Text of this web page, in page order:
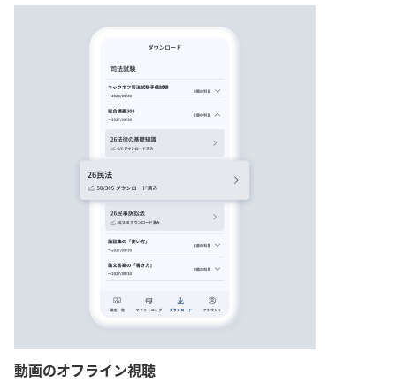
動画のオフライン視聴